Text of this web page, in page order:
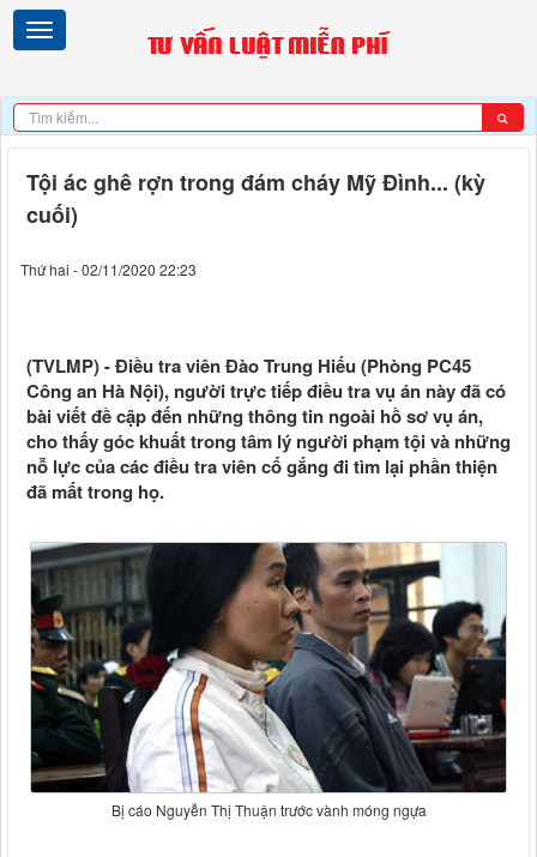
Tội ác ghê rợn trong đám cháy Mỹ Đình... (kỳ
cuối)
Thứ hai - 02/11/2020 22:23
(TVLMP) - Điều tra viên Đào Trung Hiếu (Phòng PC45
Công an Hà Nội), người trực tiếp điều tra vụ án này đã có
bài viết đề cập đến những thông tin ngoài hồ sơ vụ án,
cho thấy góc khuất trong tâm lý người phạm tội và những
nỗ lực của các điều tra viên cố gắng đi tìm lại phần thiện
đã mất trong họ.
Bị cáo Nguyễn Thị Thuận trước vành móng ngựa